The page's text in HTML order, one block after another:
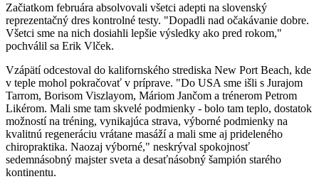
Začiatkom februára absolvovali všetci adepti na slovenský
reprezentačný dres kontrolné testy. "Dopadli nad očakávanie dobre.
Všetci sme na nich dosiahli lepšie výsledky ako pred rokom,"
pochválil sa Erik Vlček.
Vzápätí odcestoval do kalifornského strediska New Port Beach, kde
v teple mohol pokračovať v príprave. "Do USA sme išli s Jurajom
Tarrom, Borisom Viszlayom, Máriom Jančom a trénerom Petrom
Likérom. Mali sme tam skvelé podmienky - bolo tam teplo, dostatok
možností na tréning, vynikajúca strava, výborné podmienky na
kvalitnú regeneráciu vrátane masáží a mali sme aj prideleného
chiropraktika. Naozaj výborné," neskrýval spokojnosť
sedemnásobný majster sveta a desaťnásobný šampión starého
kontinentu.